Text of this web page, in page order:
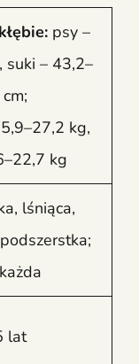
psy –
suki – 43,2–
kg,
kg
lśniąca,
każda
lat